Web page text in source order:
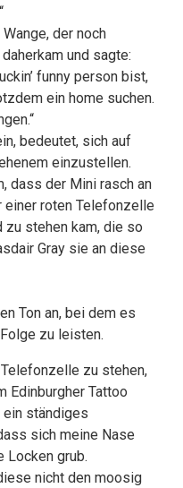
der noch
und sagte:
funny person bist,
ein home suchen.
bedeutet, sich auf
einzustellen.
dass der Mini rasch an
einer roten Telefonzelle
zu stehen kam, die so
Gray sie an diese
Ton an, bei dem es
zu leisten.
zu stehen,
Edinburgher Tattoo
ein ständiges
sich meine Nase
Locken grub.
nicht den moosig